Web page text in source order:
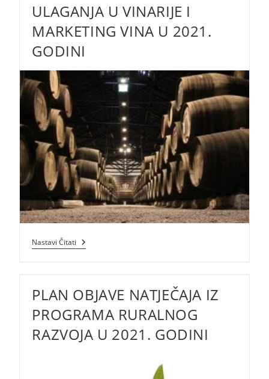
DIGITALNU
I
ZELENU
TRANZICIJU
ULAGANJA U VINARIJE I
MARKETING VINA U 2021.
GODINI
Nastavi Čitati Ulaganja
U
Vina
U
2021.
Godini
PLAN OBJAVE NATJEČAJA IZ
PROGRAMA RURALNOG
RAZVOJA U 2021. GODINI